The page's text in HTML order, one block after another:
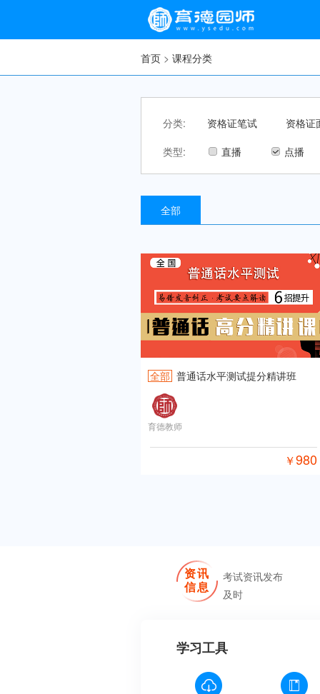
首页> 课程分类
分类: 资格证笔试
资格证
类型:
直播 点播
全部
全部 普通话水平测试提分精讲班
育德教师
￥980
资讯
信息
考试资讯发布
及时
学习工具